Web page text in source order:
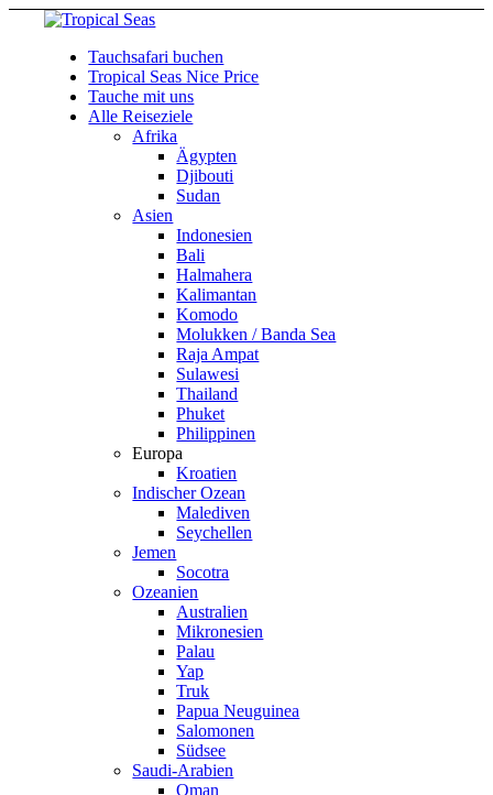
Tauchsafari buchen
Tropical Seas Nice Price
Tauche mit uns
Alle Reiseziele
Afrika
Ägypten
Djibouti
Sudan
Asien
Indonesien
Bali
Halmahera
Kalimantan
Komodo
Molukken / Banda Sea
Raja Ampat
Sulawesi
Thailand
Phuket
Philippinen
Europa
Kroatien
Indischer Ozean
Malediven
Seychellen
Jemen
Socotra
Ozeanien
Australien
Mikronesien
Palau
Yap
Truk
Papua Neuguinea
Salomonen
Südsee
Saudi-Arabien
Oman